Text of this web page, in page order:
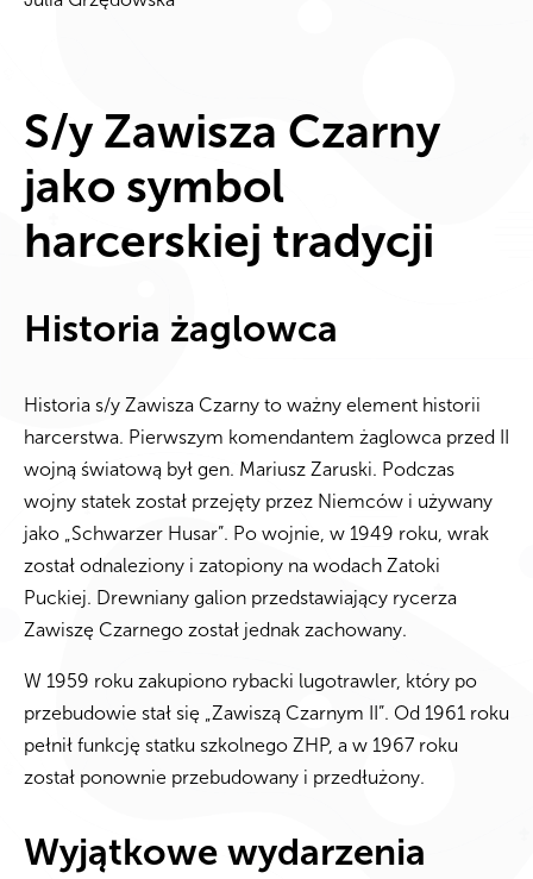
S/y Zawisza Czarny
jako symbol
harcerskiej tradycji
Historia żaglowca
Historia s/y Zawisza Czarny to ważny element historii
harcerstwa. Pierwszym komendantem żaglowca przed II
wojną światową był gen. Mariusz Zaruski. Podczas
wojny statek został przejęty przez Niemców i używany
jako „Schwarzer Husar”. Po wojnie, w 1949 roku, wrak
został odnaleziony i zatopiony na wodach Zatoki
Puckiej. Drewniany galion przedstawiający rycerza
Zawiszę Czarnego został jednak zachowany.
W 1959 roku zakupiono rybacki lugotrawler, który po
przebudowie stał się „Zawiszą Czarnym II”. Od 1961 roku
pełnił funkcję statku szkolnego ZHP, a w 1967 roku
został ponownie przebudowany i przedłużony.
Wyjątkowe wydarzenia